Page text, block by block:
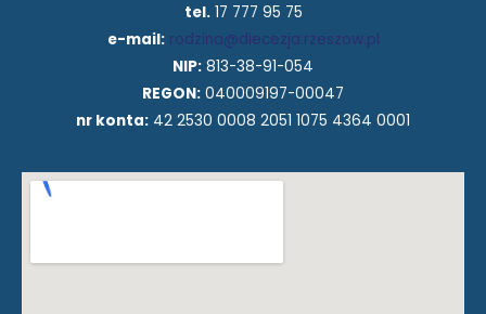
tel.17 777 95 75
e-mail: rodzina@diecezja.rzeszow.pl
NIP: 813-38-91-054
REGON: 040009197-00047
nr konta: 42 2530 0008 2051 1075 4364 0001